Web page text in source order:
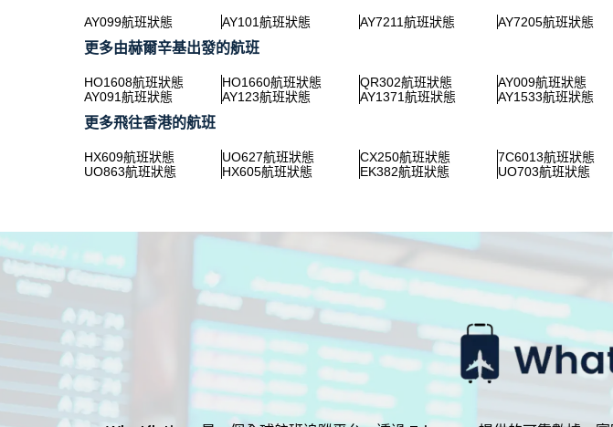
AY099航班狀態 AY101航班狀態 AY7211航班狀態 AY7205航班狀態
更多由赫爾辛基出發的航班
HO1608航班狀態 HO1660航班狀態 QR302航班狀態 AY009航班狀態
AY091航班狀態
AY123航班狀態 AY1371航班狀態 AY1533航班狀態
更多飛往香港的航班
HX609航班狀態 UO627航班狀態 CX250航班狀態 7C6013航班狀態
UO863航班狀態
HX605航班狀態 EK382航班狀態 UO703航班狀態